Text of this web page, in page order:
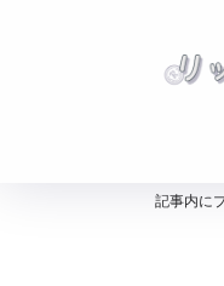
記事内に